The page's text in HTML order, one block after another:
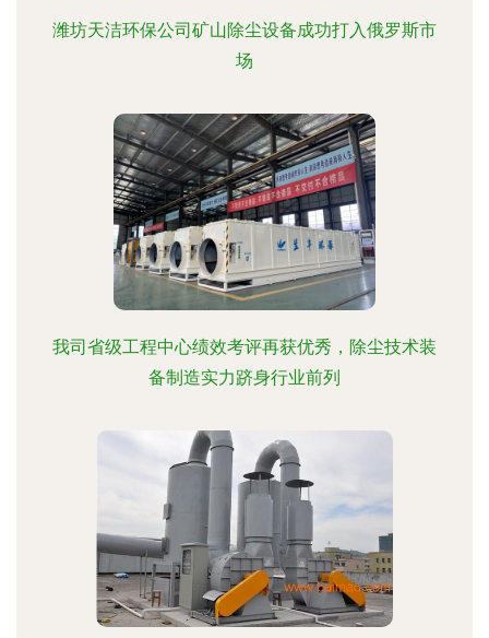
潍坊天洁环保公司矿山除尘设备成功打入俄罗斯市
场
我司省级工程中心绩效考评再获优秀，除尘技术装
备制造实力跻身行业前列